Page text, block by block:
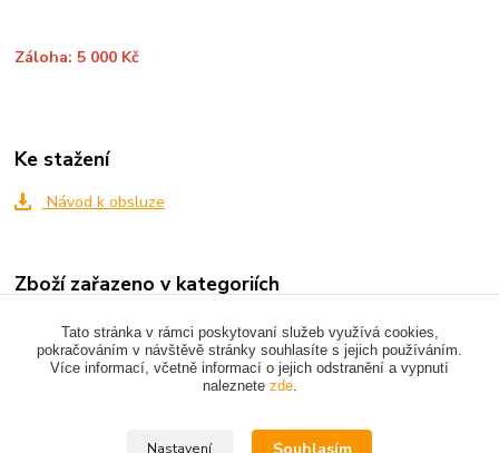
Záloha: 5 000 Kč
Ke stažení
Návod k obsluze
Zboží zařazeno v kategoriích
ZAHRADNÍ TECHNIKA
Upravit sběr cookies.
Tato stránka v rámci poskytovaní služeb využívá cookies,
pokračováním v návštěvě stránky souhlasíte s jejich používáním.
Více informací, včetně informací o jejich odstranění a vypnutí
naleznete zde.
Nastavení